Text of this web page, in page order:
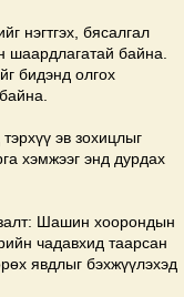
нэгтгэх, бясалгал
шаардлагатай байна.
бидэнд олгох
эв зохицлыг
хэмжээг энд дурдах
Шашин хоорондын
чадавхид таарсан
явдлыг бэхжүүлэхэд